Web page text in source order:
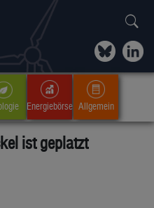
Energiebörse Allgemein
ist geplatzt